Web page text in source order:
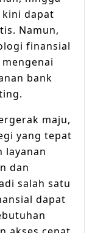
kini dapat
Namun,
finansial
bank
maju,
yang tepat
layanan
dan
salah satu
dapat